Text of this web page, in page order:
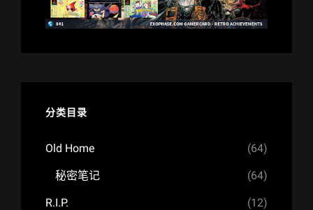
分类目录
Old Home (64)
秘密笔记 (64)
R.I.P. (12)